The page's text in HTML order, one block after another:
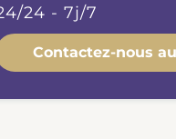
24 - 7j/7
Contactez-nous au